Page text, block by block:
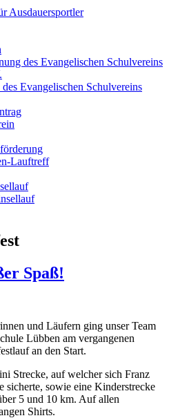
Ausdauersportler
des Evangelischen Schulvereins
Evangelischen Schulvereins
Lauftreff
Spaß!
und Läufern ging unser Team
Lübben am vergangenen
an den Start.
Strecke, auf welcher sich Franz
sicherte, sowie eine Kinderstrecke
5 und 10 km. Auf allen
Shirts.